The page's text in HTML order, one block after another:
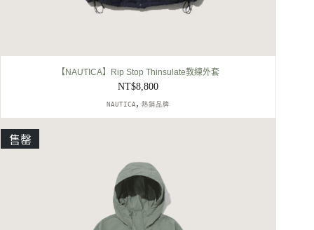
【NAUTICA】Rip Stop Thinsulate教練外套
NT$8,800
NAUTICA ,熱銷品牌
售罄